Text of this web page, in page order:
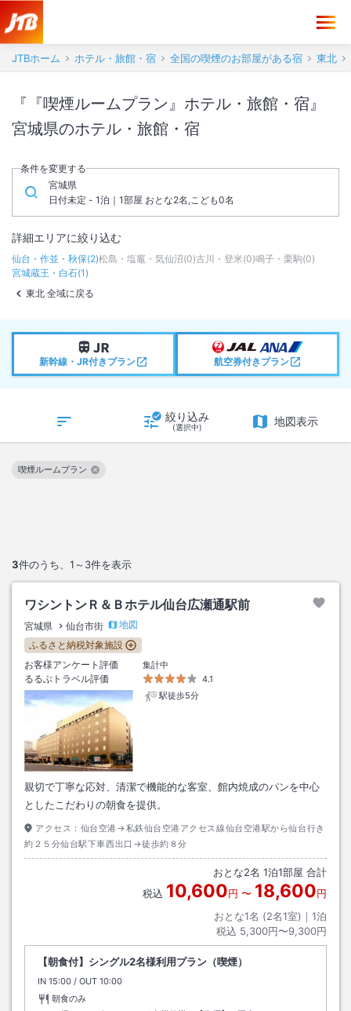
JTBホーム ホテル・旅館・宿 全国の喫煙のお部屋がある宿 東北
『『喫煙ルームプラン』ホテル・旅館・宿』
宮城県のホテル・旅館・宿
条件を変更する
宮城県
日付未定 - 1泊｜1部屋 おとな2名,こども0名
詳細エリアに絞り込む
仙台・作並・秋保(2)松島・塩竈・気仙沼(0)古川・登米(0)鳴子・栗駒(0)
宮城蔵王・白石(1)
東北 全域に戻る
新幹線・JR付きプラン 航空券付きプラン
絞り込み
(選択中) 地図表示
3件のうち、 1～3件を表示
喫煙ルームプラン
この絞り込み条件を解除
ワシントンＲ＆Ｂホテル仙台広瀬通駅前
宮城県 仙台市街
地図
ふるさと納税対象施設
お客様アンケート評価
集計中
るるぶトラベル評価
4.1
駅徒歩5分
親切で丁寧な応対、清潔で機能的な客室、館内焼成のパンを中心
としたこだわりの朝食を提供。
アクセス： 仙台空港→私鉄仙台空港アクセス線仙台空港駅から仙台行き
約２５分仙台駅下車西出口→徒歩約８分
おとな2名 1泊1部屋 合計
税込 10,600円 〜 18,600円
おとな1名 (2名1室)｜ 1泊
税込 5,300円〜9,300円
【朝食付】シングル2名様利用プラン（喫煙）
IN チェックイン
15:00 / OUT チェックアウト
10:00
朝食のみ